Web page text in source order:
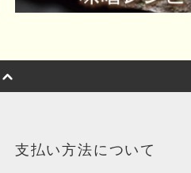
支払い方法について